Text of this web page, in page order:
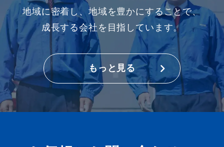
地域に密着し、地域を豊かにすることで、
成長する会社を目指しています。
もっと見る